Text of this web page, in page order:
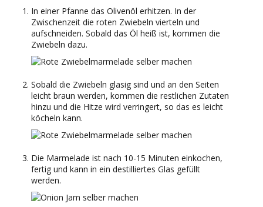
In einer Pfanne das Olivenöl erhitzen. In der
Zwischenzeit die roten Zwiebeln vierteln und
aufschneiden. Sobald das Öl heiß ist, kommen die
Zwiebeln dazu.
Sobald die Zwiebeln glasig sind und an den Seiten
leicht braun werden, kommen die restlichen Zutaten
hinzu und die Hitze wird verringert, so das es leicht
köcheln kann.
Die Marmelade ist nach 10-15 Minuten einkochen,
fertig und kann in ein destilliertes Glas gefüllt
werden.